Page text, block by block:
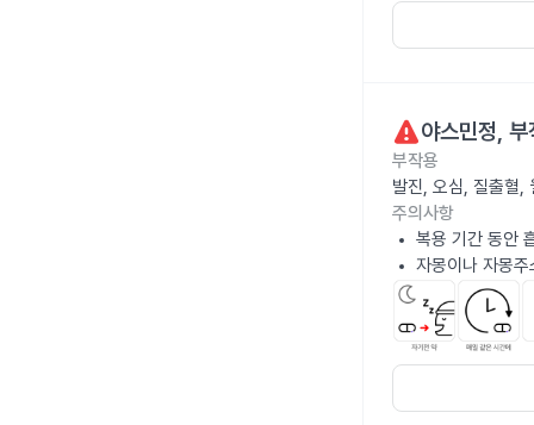
야스민정, 부
부작용
발진, 오심, 질출혈,
주의사항
복용 기간 동안
자몽이나 자몽